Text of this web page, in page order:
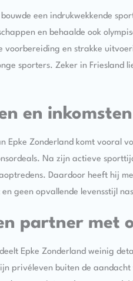
een indrukwekkende
en behaalde ook
voorbereiding en strakke
sporters. Zeker in Friesland
en
Epke Zonderland komt vooral
Na zijn actieve
Daardoor heeft hij
geen opvallende levensstijl
partner met
Epke Zonderland weinig
privéleven buiten de